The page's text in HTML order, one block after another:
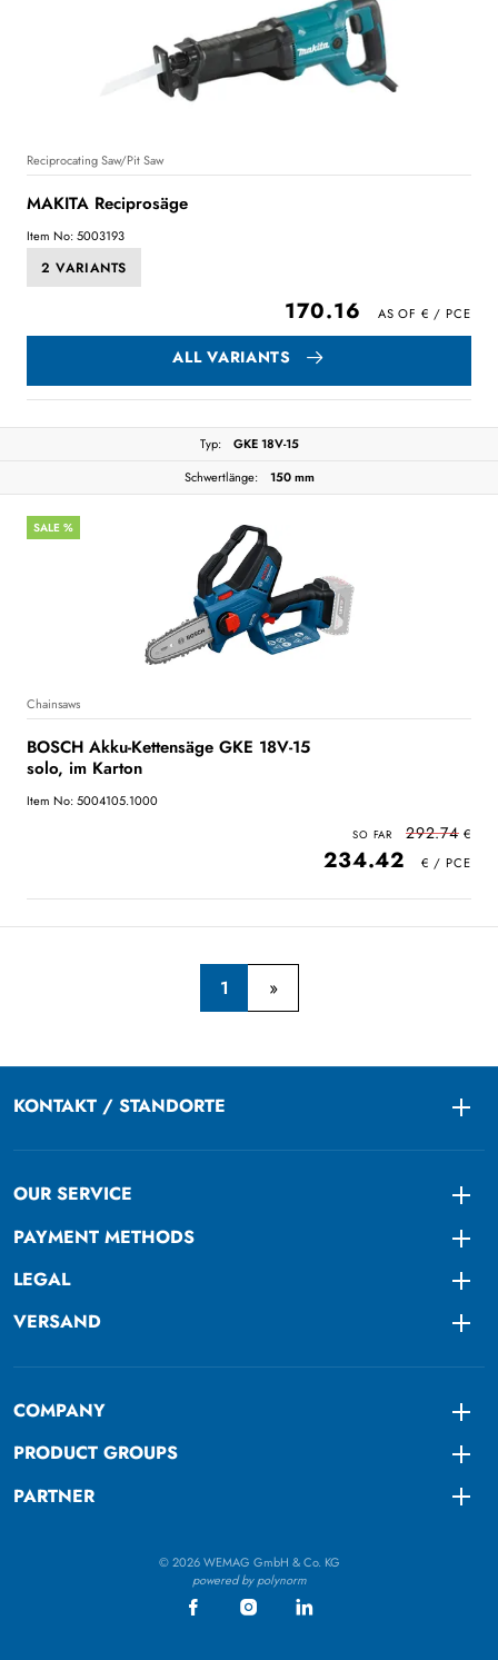
Reciprocating Saw/Pit Saw
MAKITA Reciprosäge
Item No: 5003193
2 VARIANTS
170.16
ALL VARIANTS
Typ:
GKE 18V-15
Schwertlänge:
150 mm
SALE %
Chainsaws
BOSCH Akku-Kettensäge GKE 18V-15
solo, im Karton
Item No: 5004105.1000
292.74
234.42
1
KONTAKT / STANDORTE
OUR SERVICE
PAYMENT METHODS
LEGAL
VERSAND
COMPANY
PRODUCT GROUPS
PARTNER
© 2026 WEMAG GmbH & Co. KG
powered by polynorm